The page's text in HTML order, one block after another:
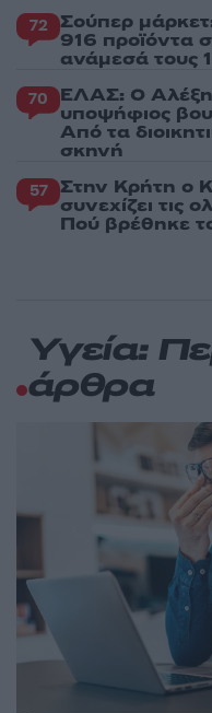
72 Σούπερ
916 προϊόντα
ανάμεσά τους
70 ΕΛΑΣ: Ο
υποψήφιος
Από τα
σκηνή
57 Στην Κρήτη ο
συνεχίζει τις
Πού βρέθηκε
Υγεία:
άρθρα